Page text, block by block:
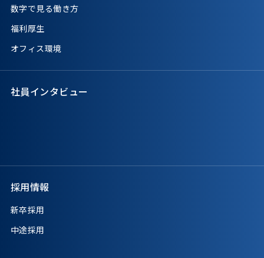
数字で見る働き方
福利厚生
オフィス環境
社員インタビュー
採用情報
新卒採用
中途採用